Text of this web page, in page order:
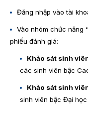
Đăng nhập vào tài
Vào nhóm chức năng
phiếu đánh giá:
Khảo sát sinh
các sinh viên bậc
Khảo sát sinh
sinh viên bậc Đại